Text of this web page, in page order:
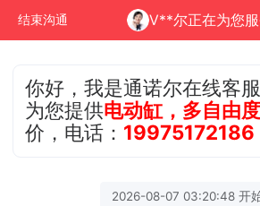
结束沟通 V**尔正在为您
你好，我是通诺尔在线客
为您提供电动缸，多自由
价，电话： 19975172186
2026-08-07 03:20:48 开